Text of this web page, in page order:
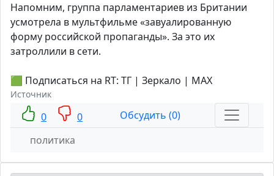
Напомним, группа парламентариев из Британии
усмотрела в мультфильме «завуалированную
форму российской пропаганды». За это их
затроллили в сети.
🟩 Подписаться на RT: ТГ | Зеркало | MAX
Источник
0 0
Обсудить (0)
политика